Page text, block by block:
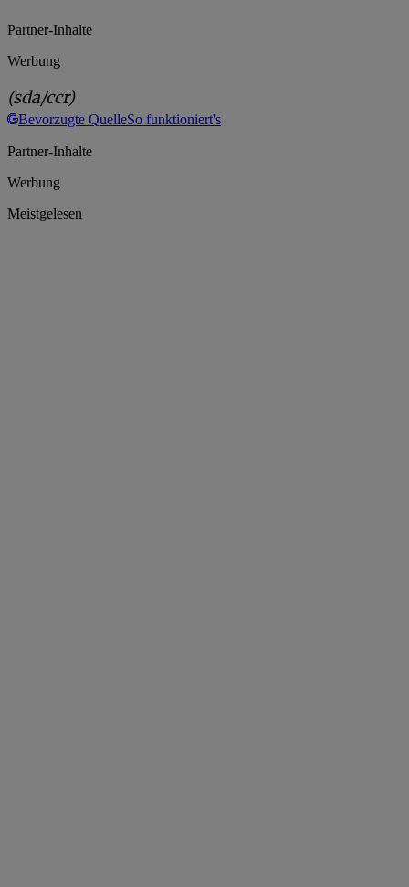
Partner-Inhalte
Werbung
(sda/ccr)
Bevorzugte QuelleSo funktioniert's
Partner-Inhalte
Werbung
Meistgelesen